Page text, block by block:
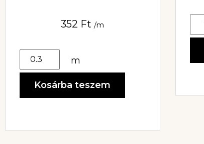
352 Ft /m
m
Kosárba teszem